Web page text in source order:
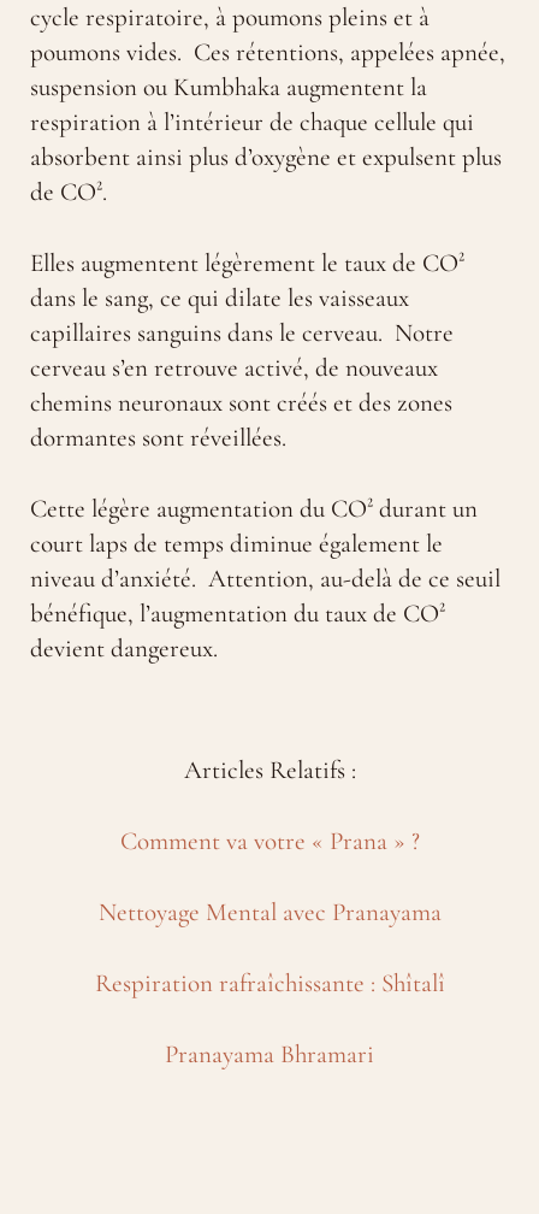
cycle respiratoire, à poumons pleins et à
poumons vides. Ces rétentions, appelées apnée,
suspension ou Kumbhaka augmentent la
respiration à l’intérieur de chaque cellule qui
absorbent ainsi plus d’oxygène et expulsent plus
de CO².
Elles augmentent légèrement le taux de CO²
dans le sang, ce qui dilate les vaisseaux
capillaires sanguins dans le cerveau. Notre
cerveau s’en retrouve activé, de nouveaux
chemins neuronaux sont créés et des zones
dormantes sont réveillées.
Cette légère augmentation du CO² durant un
court laps de temps diminue également le
niveau d’anxiété. Attention, au-delà de ce seuil
bénéfique, l’augmentation du taux de CO²
devient dangereux.
Articles Relatifs :
Comment va votre « Prana » ?
Nettoyage Mental avec Pranayama
Respiration rafraîchissante : Shîtalî
Pranayama Bhramari